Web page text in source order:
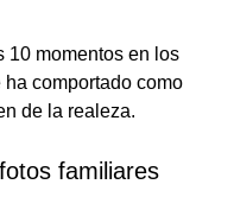
10 momentos en los
comportado como
de la realeza.
familiares